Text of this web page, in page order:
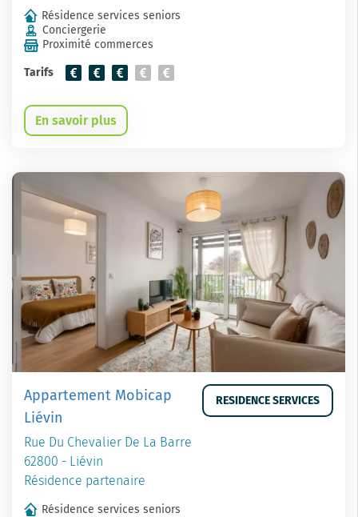
Résidence services seniors
Conciergerie
Proximité commerces
Tarifs
En savoir plus
Appartement Mobicap
Liévin
Rue Du Chevalier De La Barre
62800 - Liévin
Résidence partenaire
RESIDENCE SERVICES
Résidence services seniors